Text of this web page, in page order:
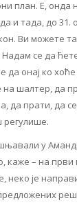
план. Е, онда
и тада, до
Ви можете
се да
онај ко
шалтер, да
да прати, да
регулише.
у
каже – на
је